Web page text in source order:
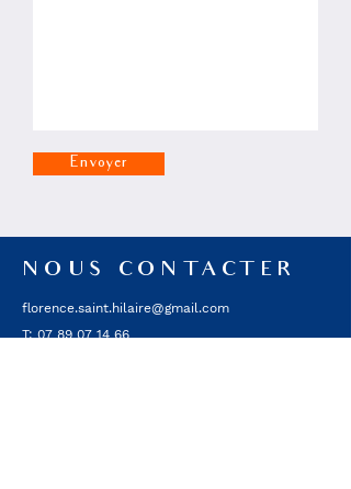
Envoyer
NOUS CONTACTER
florence.saint.hilaire@gmail.com
T:07 89 07 14 66